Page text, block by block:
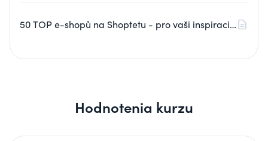
50 TOP e-shopů na Shoptetu - pro vaši inspiraci
Hodnotenia kurzu